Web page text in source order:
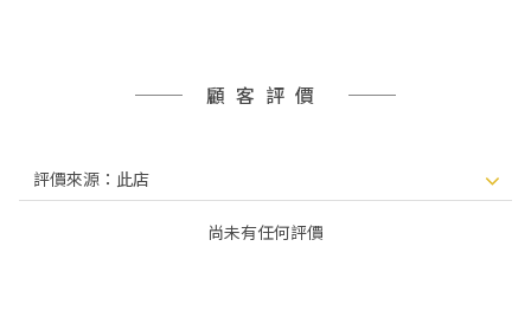
顧客評價
尚未有任何評價